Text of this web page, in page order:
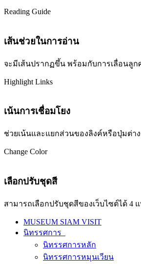
Reading Guide
เส้นช่วยในการอ่าน
จะมีเส้นปรากฏขึ้น พร้อมกับการเลื่อนลู
Highlight Links
เน้นการเชื่อมโยง
ช่วยเน้นและแยกส่วนของลิงค์หรือปุ่มต่า
Change Color
เลือกปรับชุดสี
สามารถเลือกปรับชุดสีของเว็บไซต์ได้ 4
MUSEUM SIAM VISIT
นิทรรศการ
นิทรรศการหลัก
นิทรรศการหมุนเวียน